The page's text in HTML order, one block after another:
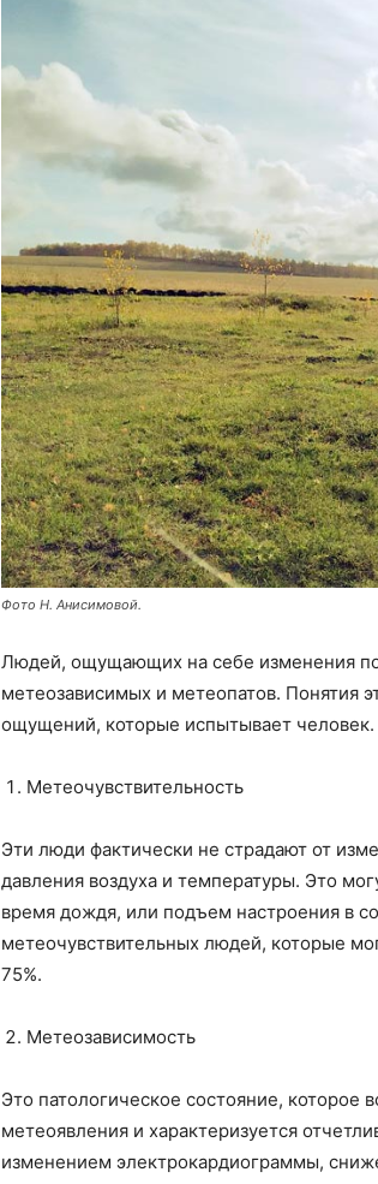
Фото Н. Анисимовой.
Людей, ощущающих на себе изменения
метеозависимых и метеопатов. Понятия
ощущений, которые испытывает человек.
Метеочувствительность
Эти люди фактически не страдают от
давления воздуха и температуры. Это
время дождя, или подъем настроения в
метеочувствительных людей, которые
75%.
Метеозависимость
Это патологическое состояние,
метеоявления и характеризуется
изменением электрокардиограммы,